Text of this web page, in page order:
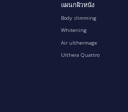
แผนกผิวหนัง
Body slimming
Whitening
Air ulthermage
Ulthera Quattro